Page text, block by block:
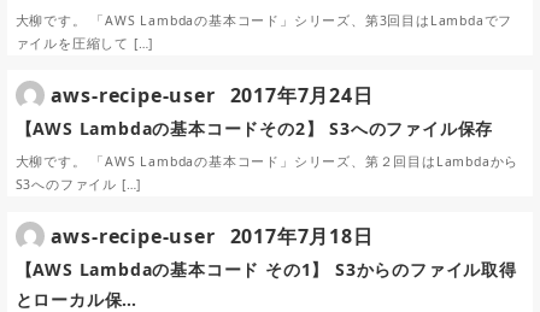
大柳です。 「AWS Lambdaの基本コード」シリーズ、第3回目はLambdaでフ
ァイルを圧縮して […]
【AWS Lambdaの基本コードその2】 S3へのファイル保存
大柳です。 「AWS Lambdaの基本コード」シリーズ、第２回目はLambdaから
S3へのファイル […]
aws-recipe-user 2017年7月24日
【AWS Lambdaの基本コード その1】 S3からのファイル取得
とローカル保…
aws-recipe-user 2017年7月18日